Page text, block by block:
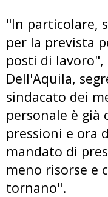
"In particolare,
per la prevista
posti di
Dell'Aquila,
sindacato dei
personale è
pressioni e ora
mandato di
meno risorse e
tornano".